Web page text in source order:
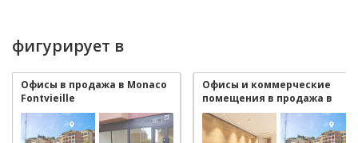
фигурирует в
Офисы в продажа в Monaco
Fontvieille
Офисы и коммерческие
помещения в продажа в
Monaco Fontvieille